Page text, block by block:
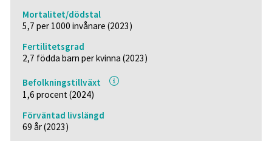
Mortalitet/dödstal
5,7 per 1000 invånare (2023)
Fertilitetsgrad
2,7 födda barn per kvinna (2023)
Befolkningstillväxt
1,6 procent (2024)
Förväntad livslängd
69 år (2023)